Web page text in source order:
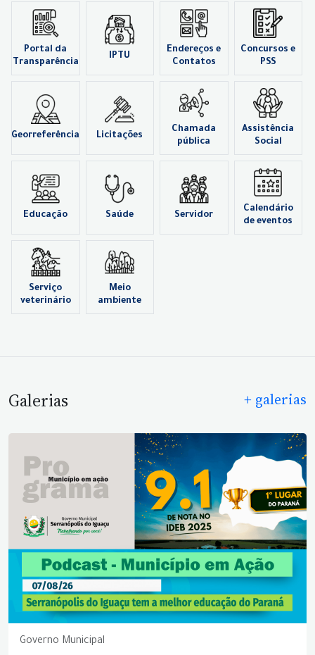
Portal da
Transparência
IPTU
Endereços e
Contatos
Concursos e
PSS
Georreferência Licitações
Chamada
pública
Assistência
Social
Educação Saúde Servidor
Calendário
de eventos
Serviço
veterinário
Meio
ambiente
Galerias + galerias
Governo Municipal